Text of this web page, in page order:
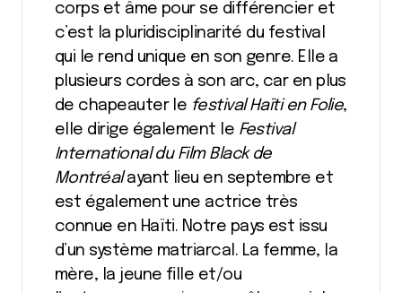
corps et âme pour se différencier et
c’est la pluridisciplinarité du festival
qui le rend unique en son genre. Elle a
plusieurs cordes à son arc, car en plus
de chapeauter le festival Haïti en Folie,
elle dirige également le Festival
International du Film Black de
Montréalayant lieu en septembre et
est également une actrice très
connue en Haïti. Notre pays est issu
d’un système matriarcal. La femme, la
mère, la jeune fille et/ou